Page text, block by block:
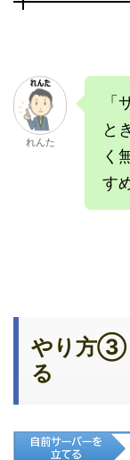
れんた
「
と
く
す
やり方③
る